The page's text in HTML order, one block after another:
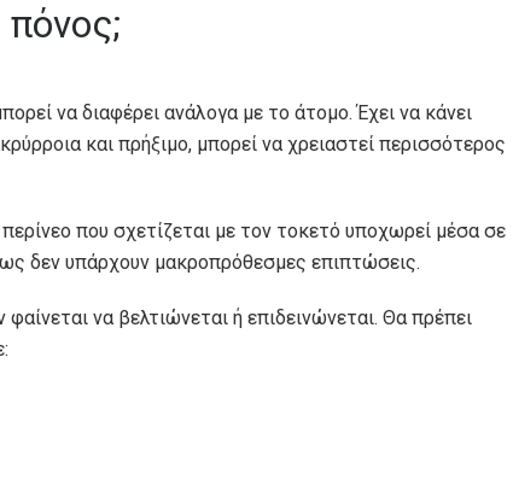
να διαφέρει ανάλογα με το άτομο. Έχει να κάνει
και πρήξιμο, μπορεί να χρειαστεί περισσότερος
που σχετίζεται με τον τοκετό υποχωρεί μέσα σε
δεν υπάρχουν μακροπρόθεσμες επιπτώσεις.
να βελτιώνεται ή επιδεινώνεται. Θα πρέπει